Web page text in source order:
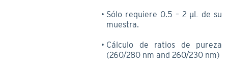
Sólo requiere 0.5 – 2 µL de su
muestra.
Cálculo de ratios de pureza
(260/280 nm and 260/230 nm)